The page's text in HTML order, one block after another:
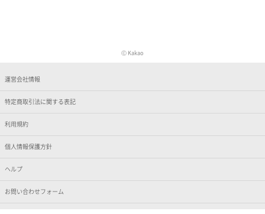
Ⓒ Kakao
運営会社情報
特定商取引法に関する表記
利用規約
個人情報保護方針
ヘルプ
お問い合わせフォーム